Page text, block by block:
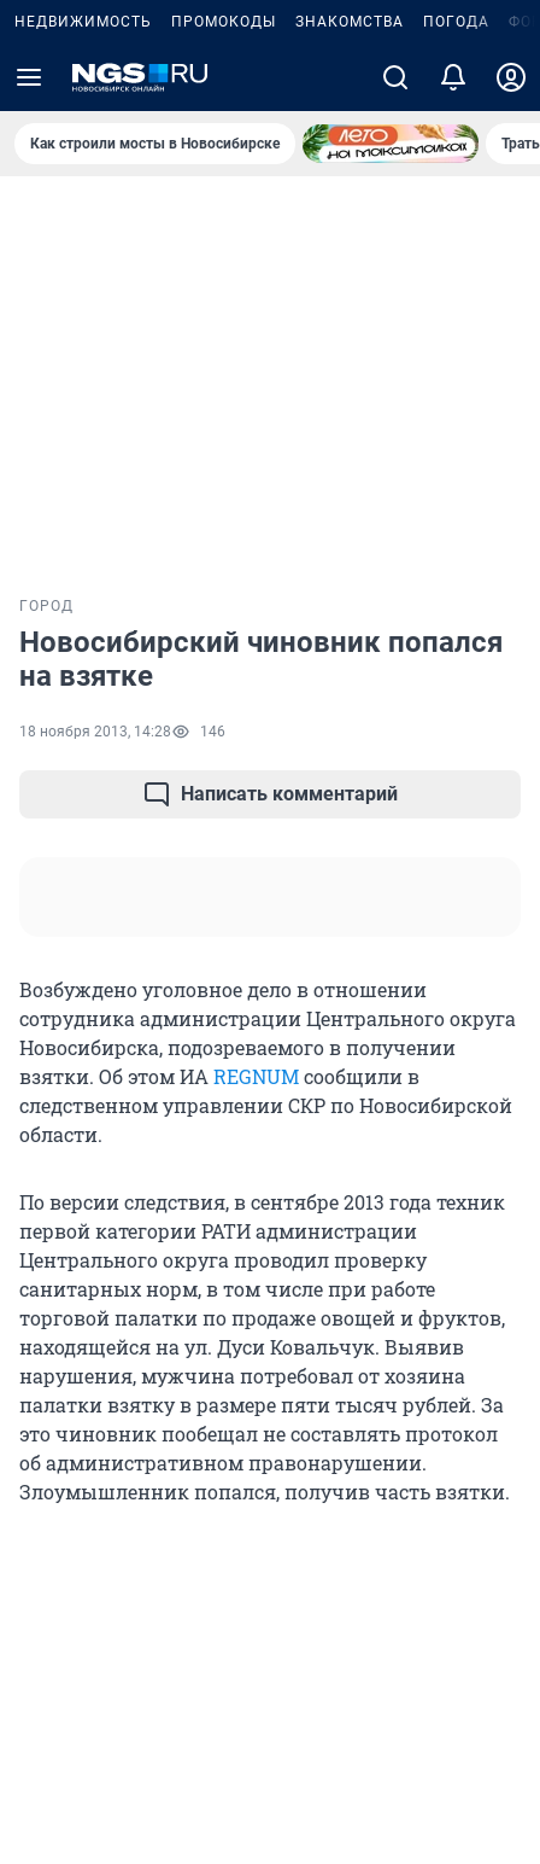
НЕДВИЖИМОСТЬ ПРОМОКОДЫ ЗНАКОМСТВА ПОГОДА
Как строили мосты в Новосибирске
ГОРОД
Новосибирский чиновник попался
на взятке
18 ноября 2013, 14:28 146
Написать комментарий
Возбуждено уголовное дело в отношении
сотрудника администрации Центрального округа
Новосибирска, подозреваемого в получении
взятки. Об этом ИА REGNUMсообщили в
следственном управлении СКР по Новосибирской
области.
По версии следствия, в сентябре 2013 года техник
первой категории РАТИ администрации
Центрального округа проводил проверку
санитарных норм, в том числе при работе
торговой палатки по продаже овощей и фруктов,
находящейся на ул. Дуси Ковальчук. Выявив
нарушения, мужчина потребовал от хозяина
палатки взятку в размере пяти тысяч рублей. За
это чиновник пообещал не составлять протокол
об административном правонарушении.
Злоумышленник попался, получив часть взятки.